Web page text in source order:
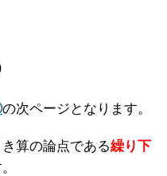
の次ページとなります。
算の論点である繰り下